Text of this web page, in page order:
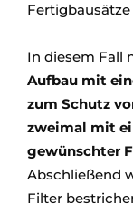
In diesem Fall
Aufbau mit
zum Schutz
zweimal mit
gewünschter
Abschließend
Filter